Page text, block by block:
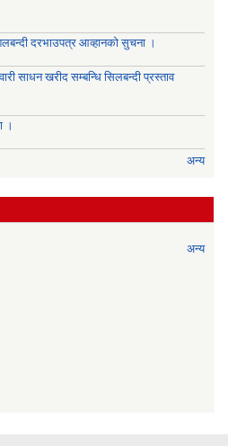
दरभाउपत्र आव्हानकाे सुचना ।
साधन खरीद सम्बन्धि सिलबन्दी प्रस्ताव
।
अन्य
अन्य